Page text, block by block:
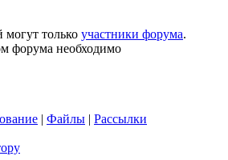
могут только участники форума.
форума необходимо
| Файлы | Рассылки